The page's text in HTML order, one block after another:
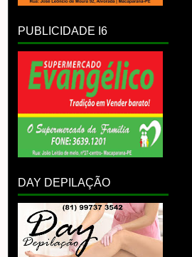
PUBLICIDADE I6
DAY DEPILAÇÃO